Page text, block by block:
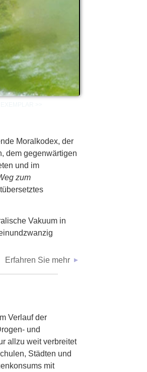
Moralkodex, der
dem gegenwärtigen
und im
zum
Vakuum in
Erfahren Sie mehr
Verlauf der
und
allzu weit verbreitet
Städten und
mit